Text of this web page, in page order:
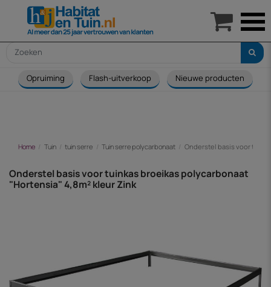
Opruiming Flash-uitverkoop Nieuwe producten
Home Tuin tuin serre Tuin serre polycarbonaat Onderstel basis voor
Onderstel basis voor tuinkas broeikas polycarbonaat
"Hortensia" 4,8m² kleur Zink
